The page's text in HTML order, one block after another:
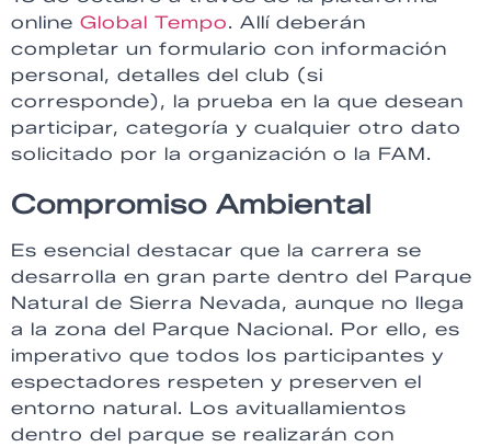
online Global Tempo. Allí deberán
completar un formulario con información
personal, detalles del club (si
corresponde), la prueba en la que desean
participar, categoría y cualquier otro dato
solicitado por la organización o la FAM.
Compromiso Ambiental
Es esencial destacar que la carrera se
desarrolla en gran parte dentro del Parque
Natural de Sierra Nevada, aunque no llega
a la zona del Parque Nacional. Por ello, es
imperativo que todos los participantes y
espectadores respeten y preserven el
entorno natural. Los avituallamientos
dentro del parque se realizarán con